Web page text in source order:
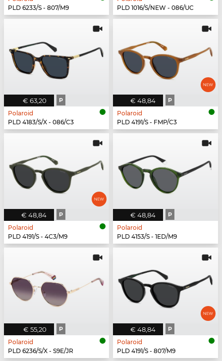
PLD 6233/S - 807/M9
PLD 1016/S/NEW - 086/UC
€ 63,20 P
Polaroid
PLD 4183/S/X - 086/C3
€ 48,84 P
Polaroid
PLD 4191/S - FMP/C3
€ 48,84 P
Polaroid
PLD 4191/S - 4C3/M9
€ 48,84 P
Polaroid
PLD 4153/S - 1ED/M9
€ 55,20 P
Polaroid
PLD 6236/S/X - S9E/JR
€ 48,84 P
Polaroid
PLD 4191/S - 807/M9